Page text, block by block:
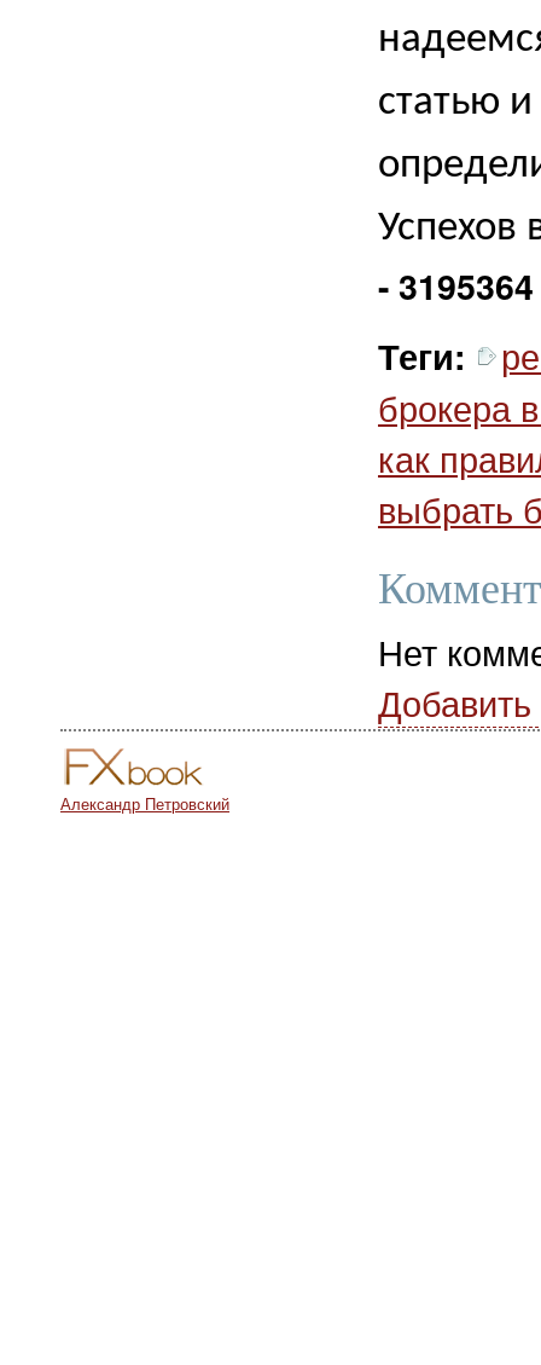
статью
Успехов
- 3195364
Теги:
брокера
как
выбрать
Нет
Александр Петровский